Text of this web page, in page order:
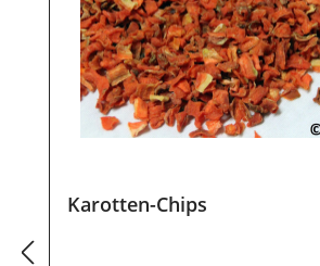
Karotten-Chips